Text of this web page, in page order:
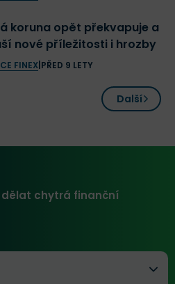
koruna opět překvapuje a
nové příležitosti i hrozby
FINEX| PŘED 9 LETY
Další
dělat chytrá finanční